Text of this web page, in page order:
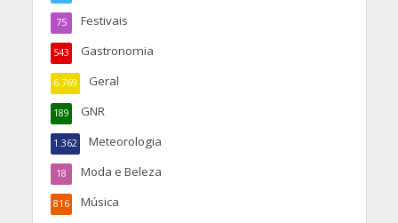
Festivais
75
Gastronomia
543
Geral
6.769
GNR
189
Meteorologia
1.362
Moda e Beleza
18
Música
816